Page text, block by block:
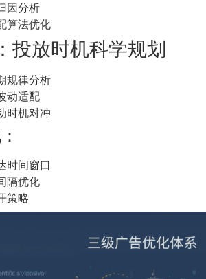
因分析
算法优化
投放时机科学规划
规律分析
动适配
时机对冲
时间窗口
隔优化
策略